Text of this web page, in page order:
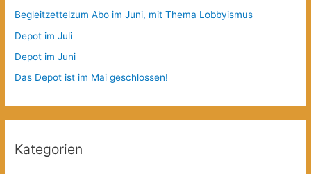
Begleitzettelzum Abo im Juni, mit Thema Lobbyismus
Depot im Juli
Depot im Juni
Das Depot ist im Mai geschlossen!
Kategorien